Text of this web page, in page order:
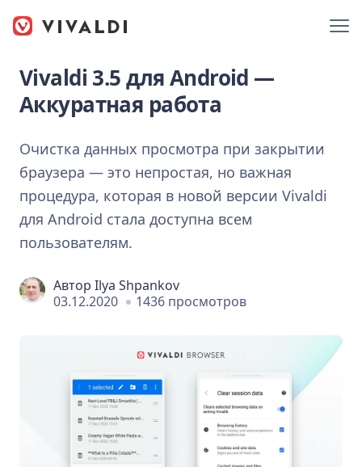
Vivaldi 3.5 для Android —
Аккуратная работа
Очистка данных просмотра при закрытии
браузера — это непростая, но важная
процедура, которая в новой версии Vivaldi
для Android стала доступна всем
пользователям.
Автор Ilya Shpankov
03.12.2020
1436 просмотров